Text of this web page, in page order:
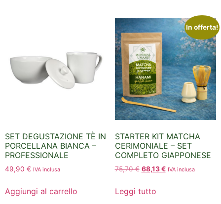
SET DEGUSTAZIONE TÈ IN
PORCELLANA BIANCA –
PROFESSIONALE
49,90 € IVA inclusa
Aggiungi al carrello
In offerta!
STARTER KIT MATCHA
CERIMONIALE – SET
COMPLETO GIAPPONESE
75,70€ 68,13€ IVA inclusa
Leggi tutto